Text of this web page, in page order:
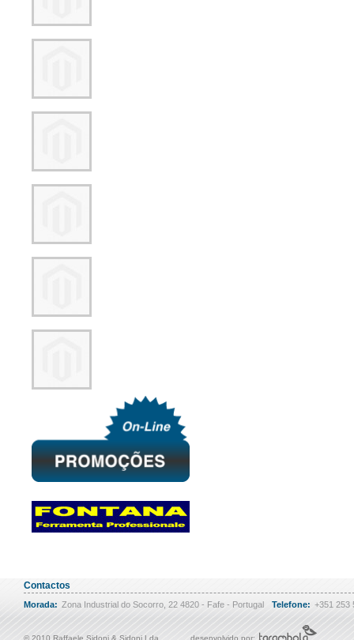
Contactos
Morada: Zona Industrial do Socorro, 22 4820 - Fafe - Portugal Telefone: +351 253
© 2010 Raffaele Sidoni & Sidoni Lda desenvolvido por: